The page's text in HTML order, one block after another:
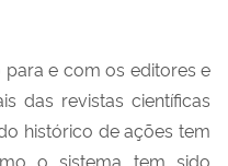
para e com os editores e
das revistas científicas
histórico de ações tem
o sistema tem sido